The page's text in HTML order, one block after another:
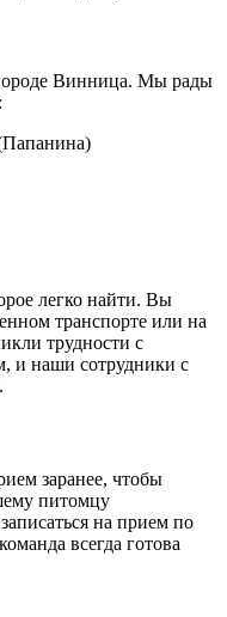
Винница. Мы рады
легко найти. Вы
транспорте или на
трудности с
и наши сотрудники с
заранее, чтобы
питомцу
на прием по
всегда готова